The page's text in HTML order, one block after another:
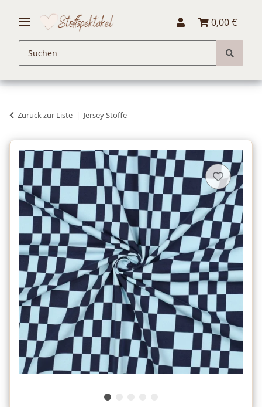
0,00 €
Zurück zur Liste Jersey Stoffe